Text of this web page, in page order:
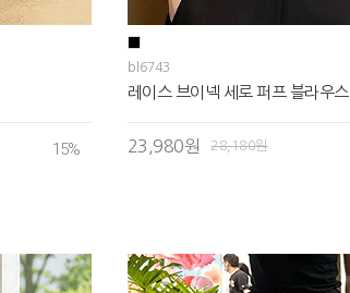
15%
bl6743
레이스 브이넥 세로 퍼프 블라우스
23,980원 28,180원